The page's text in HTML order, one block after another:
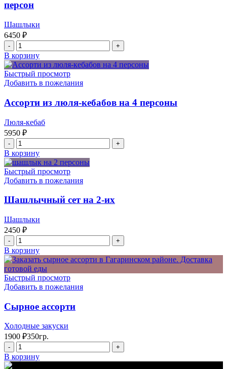
персоны
персон
Шашлыки
6450 ₽
Количество
товара
Шашлычный
сет
свинина
на
5
персон
В корзину
Быстрый просмотр
Добавить в пожелания
Ассорти из люля-кебабов на 4 персоны
Люля-кебаб
5950 ₽
Количество
товара
Ассорти
из
люля-
на
4
В корзину
Быстрый просмотр
Добавить в пожелания
Шашлычный сет на 2-их
Шашлыки
2450 ₽
Количество
товара
Шашлычный
сет
на
2-
В корзину
Быстрый просмотр
Добавить в пожелания
Сырное ассорти
Холодные закуски
1900 ₽350гр.
Количество
товара
Сырное
В корзину